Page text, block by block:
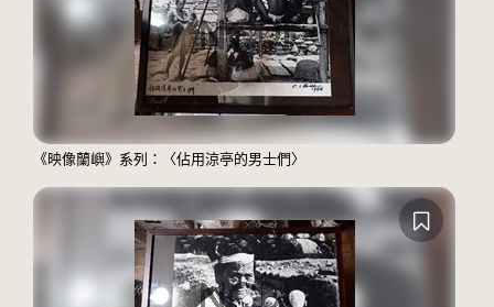
《映像蘭嶼》系列：〈佔用涼亭的男士們〉